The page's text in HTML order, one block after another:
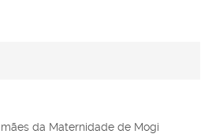
da Maternidade de Mogi